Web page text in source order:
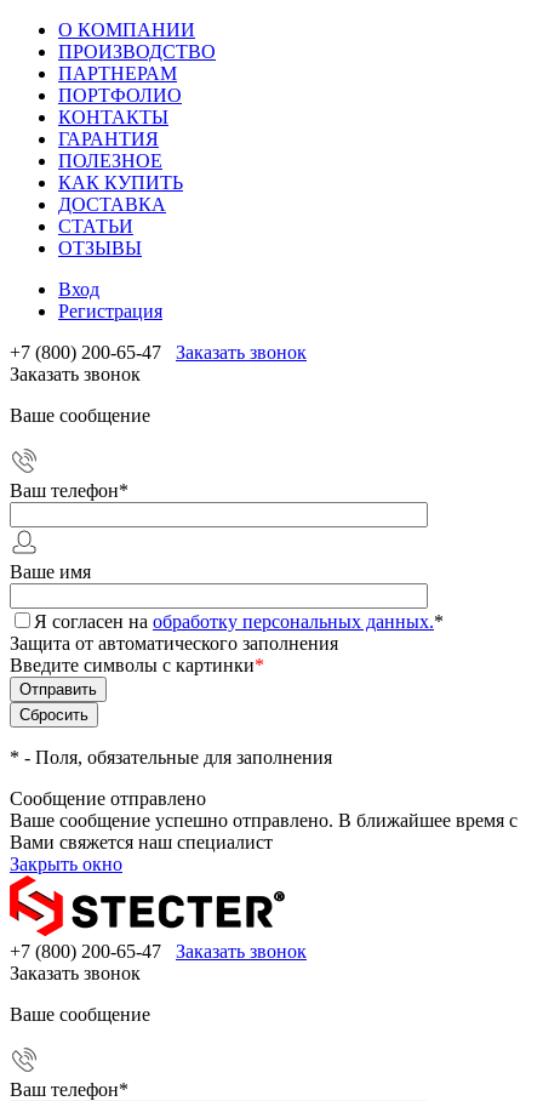
О КОМПАНИИ
ПРОИЗВОДСТВО
ПАРТНЕРАМ
ПОРТФОЛИО
КОНТАКТЫ
ГАРАНТИЯ
ПОЛЕЗНОЕ
КАК КУПИТЬ
ДОСТАВКА
СТАТЬИ
ОТЗЫВЫ
Вход
Регистрация
+7 (800) 200-65-47
Заказать звонок
Заказать звонок
Ваше сообщение
Ваш телефон*
Ваше имя
Я согласен на обработку персональных данных.*
Защита от автоматического заполнения
Введите символы с картинки*
* - Поля, обязательные для заполнения
Сообщение отправлено
Ваше сообщение успешно отправлено. В ближайшее время с
Вами свяжется наш специалист
Закрыть окно
+7 (800) 200-65-47
Заказать звонок
Заказать звонок
Ваше сообщение
Ваш телефон*